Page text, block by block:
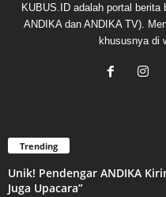
KUBUS.ID adalah portal berita
ANDIKA dan ANDIKA TV).
khususnya di
Trending
Unik! Pendengar ANDIKA
Juga Upacara”